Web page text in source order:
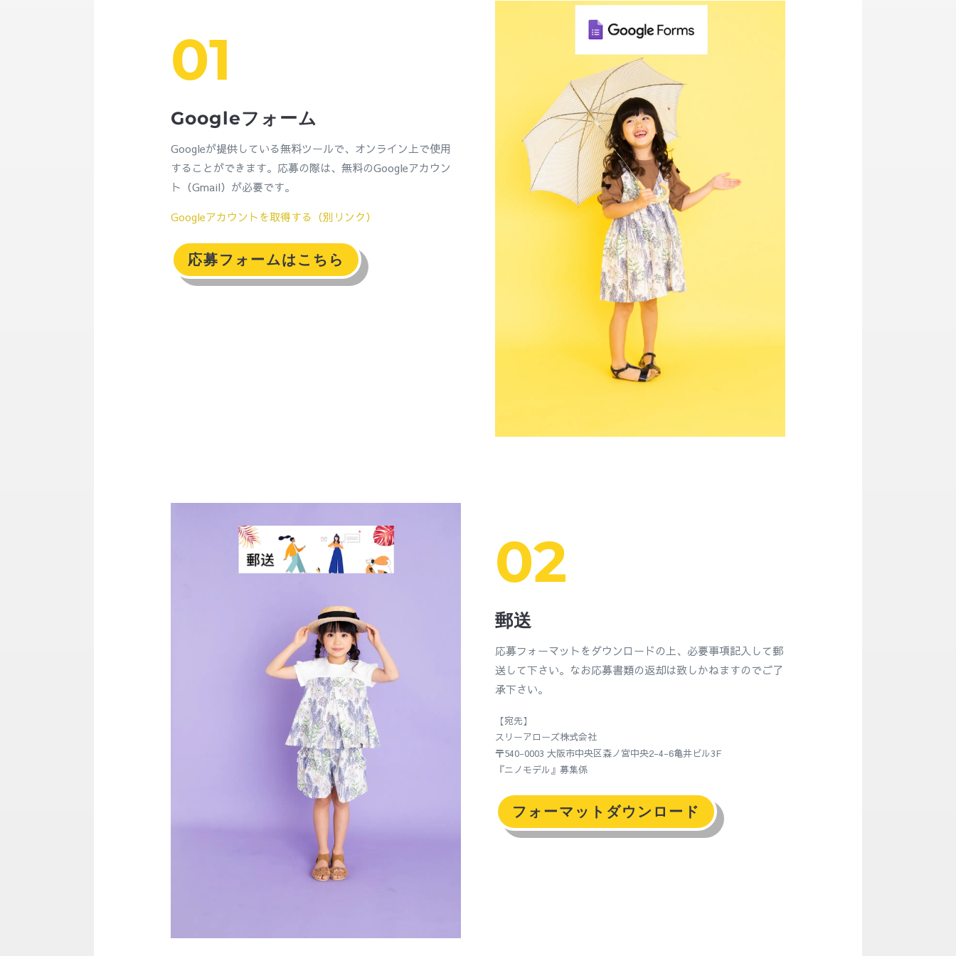
01
Googleフォーム
Googleが提供している無料ツールで、オンライン上で使用
することができます。応募の際は、無料のGoogleアカウン
ト（Gmail）が必要です。
Googleアカウントを取得する（別リンク）
応募フォームはこちら
02
郵送
応募フォーマットをダウンロードの上、必要事項記入して郵
送して下さい。なお応募書類の返却は致しかねますのでご了
承下さい。
【宛先】
スリーアローズ株式会社
〒540-0003 大阪市中央区森ノ宮中央2-4-6亀井ビル3F
『ニノモデル』募集係
フォーマットダウンロード